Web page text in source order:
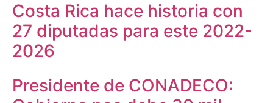
Costa Rica hace historia con
27 diputadas para este 2022-
2026
Presidente de CONADECO: